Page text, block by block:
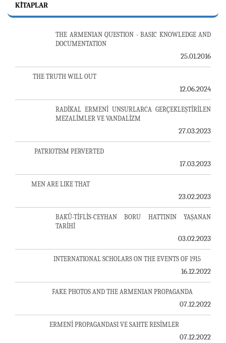
KITAPLAR
THE ARMENIAN QUESTION - BASIC KNOWLEDGE AND
DOCUMENTATION
25.01.2016
THE TRUTH WILL OUT
12.06.2024
RADİKAL ERMENİ UNSURLARCA GERÇEKLEŞTİRİLEN
MEZALİMLER VE VANDALİZM
27.03.2023
PATRIOTISM PERVERTED
17.03.2023
MEN ARE LIKE THAT
23.02.2023
BAKÜ-TİFLİS-CEYHAN BORU HATTININ YAŞANAN
TARİHİ
03.02.2023
INTERNATIONAL SCHOLARS ON THE EVENTS OF 1915
16.12.2022
FAKE PHOTOS AND THE ARMENIAN PROPAGANDA
07.12.2022
ERMENİ PROPAGANDASI VE SAHTE RESİMLER
07.12.2022